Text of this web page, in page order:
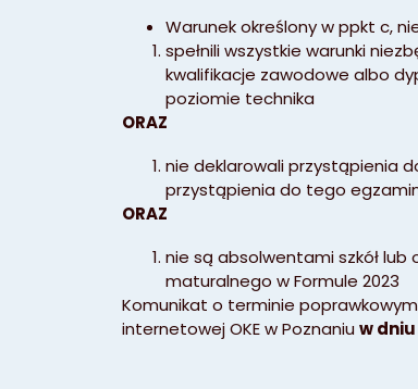
Warunek określony w ppkt c,
spełnili wszystkie warunki
kwalifikacje zawodowe albo
poziomie technika
ORAZ
nie deklarowali przystąpienia
przystąpienia do tego
ORAZ
nie są absolwentami szkół lub
maturalnego w Formule 2023
Komunikat o terminie
internetowej OKE w Poznaniuw